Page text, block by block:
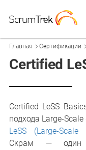
Главная Сертификации
Certified
Certified LeSS
подхода Large-Scale
LeSS (Large-Scale
Скрам — один